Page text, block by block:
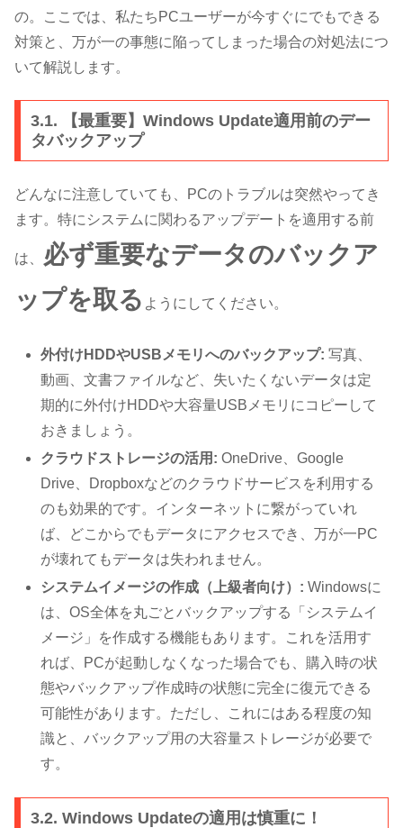
の。ここでは、私たちPCユーザーが今すぐにでもできる
対策と、万が一の事態に陥ってしまった場合の対処法につ
いて解説します。
3.1. 【最重要】Windows Update適用前のデー
タバックアップ
どんなに注意していても、PCのトラブルは突然やってき
ます。特にシステムに関わるアップデートを適用する前
は、
必ず重要なデータのバックア
ップを取る ようにしてください。
外付けHDDやUSBメモリへのバックアップ: 写真、
動画、文書ファイルなど、失いたくないデータは定
期的に外付けHDDや大容量USBメモリにコピーして
おきましょう。
クラウドストレージの活用: OneDrive、Google
Drive、Dropboxなどのクラウドサービスを利用する
のも効果的です。インターネットに繋がっていれ
ば、どこからでもデータにアクセスでき、万が一PC
が壊れてもデータは失われません。
システムイメージの作成（上級者向け）: Windowsに
は、OS全体を丸ごとバックアップする「システムイ
メージ」を作成する機能もあります。これを活用す
れば、PCが起動しなくなった場合でも、購入時の状
態やバックアップ作成時の状態に完全に復元できる
可能性があります。ただし、これにはある程度の知
識と、バックアップ用の大容量ストレージが必要で
す。
3.2. Windows Updateの適用は慎重に！